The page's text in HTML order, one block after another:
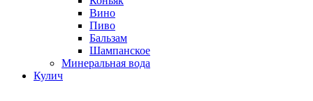
Вино
Пиво
Бальзам
Шампанское
Минеральная вода
Кулич